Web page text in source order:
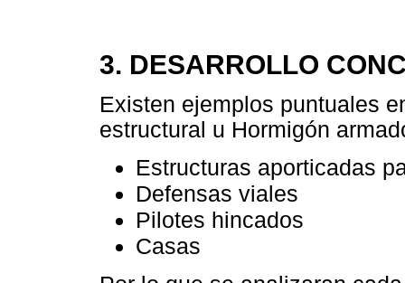
3. DESARROLLO
Existen ejemplos puntuales
estructural u Hormigón
Estructuras aporticadas
Defensas viales
Pilotes hincados
Casas